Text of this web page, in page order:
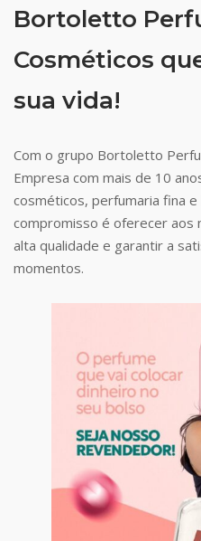
Bortoletto
Cosméticos
sua vida!
Com o grupo Bortoletto
Empresa com mais de 10
cosméticos, perfumaria fina e
compromisso é oferecer aos
alta qualidade e garantir a
momentos.